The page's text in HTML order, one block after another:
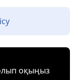
оқыңыз